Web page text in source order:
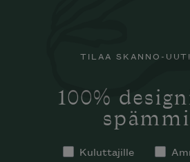
TILAA SKANNO-
100%
Kuluttajille